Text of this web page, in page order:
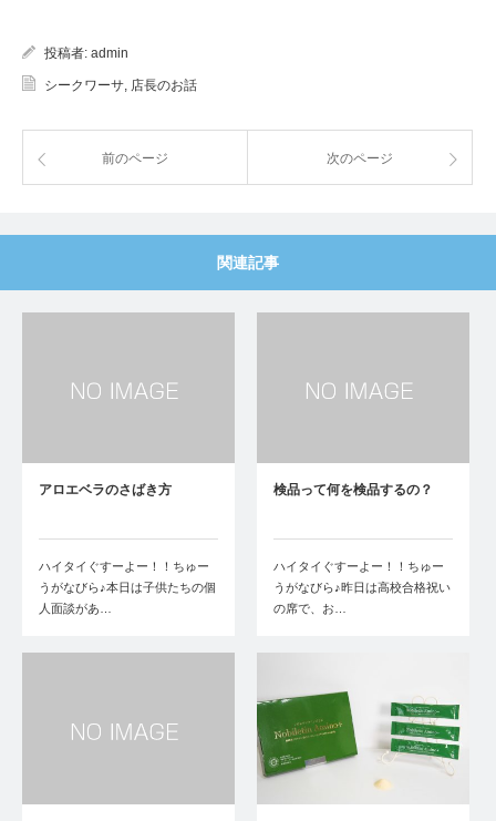
投稿者: admin
シークワーサ, 店長のお話
前のページ 次のページ
関連記事
アロエベラのさばき方
ハイタイぐすーよー！！ちゅー
うがなびら♪本日は子供たちの個
人面談があ…
検品って何を検品するの？
ハイタイぐすーよー！！ちゅー
うがなびら♪昨日は高校合格祝い
の席で、お…